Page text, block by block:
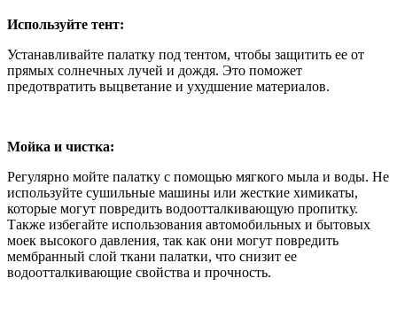
Используйте тент:
Устанавливайте палатку под тентом, чтобы защитить ее от
прямых солнечных лучей и дождя. Это поможет
предотвратить выцветание и ухудшение материалов.
Мойка и чистка:
Регулярно мойте палатку с помощью мягкого мыла и воды. Не
используйте сушильные машины или жесткие химикаты,
которые могут повредить водоотталкивающую пропитку.
Также избегайте использования автомобильных и бытовых
моек высокого давления, так как они могут повредить
мембранный слой ткани палатки, что снизит ее
водоотталкивающие свойства и прочность.